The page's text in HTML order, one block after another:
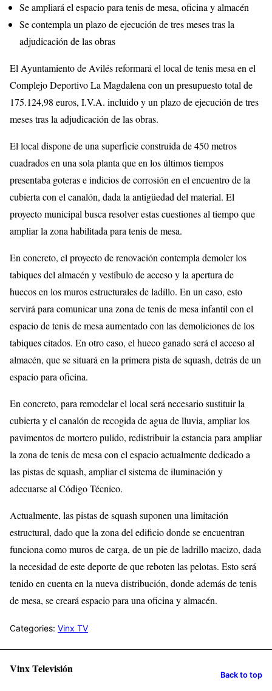
Se ampliará el espacio para tenis de mesa, oficina y almacén
Se contempla un plazo de ejecución de tres meses tras la
adjudicación de las obras
El Ayuntamiento de Avilés reformará el local de tenis mesa en el
Complejo Deportivo La Magdalena con un presupuesto total de
175.124,98 euros, I.V.A. incluido y un plazo de ejecución de tres
meses tras la adjudicación de las obras.
El local dispone de una superficie construida de 450 metros
cuadrados en una sola planta que en los últimos tiempos
presentaba goteras e indicios de corrosión en el encuentro de la
cubierta con el canalón, dada la antigüedad del material. El
proyecto municipal busca resolver estas cuestiones al tiempo que
ampliar la zona habilitada para tenis de mesa.
En concreto, el proyecto de renovación contempla demoler los
tabiques del almacén y vestíbulo de acceso y la apertura de
huecos en los muros estructurales de ladillo. En un caso, esto
servirá para comunicar una zona de tenis de mesa infantil con el
espacio de tenis de mesa aumentado con las demoliciones de los
tabiques citados. En otro caso, el hueco ganado será el acceso al
almacén, que se situará en la primera pista de squash, detrás de un
espacio para oficina.
En concreto, para remodelar el local será necesario sustituir la
cubierta y el canalón de recogida de agua de lluvia, ampliar los
pavimentos de mortero pulido, redistribuir la estancia para ampliar
la zona de tenis de mesa con el espacio actualmente dedicado a
las pistas de squash, ampliar el sistema de iluminación y
adecuarse al Código Técnico.
Actualmente, las pistas de squash suponen una limitación
estructural, dado que la zona del edificio donde se encuentran
funciona como muros de carga, de un pie de ladrillo macizo, dada
la necesidad de este deporte de que reboten las pelotas. Esto será
tenido en cuenta en la nueva distribución, donde además de tenis
de mesa, se creará espacio para una oficina y almacén.
Categories: Vinx TV
Vinx Televisión Back to top